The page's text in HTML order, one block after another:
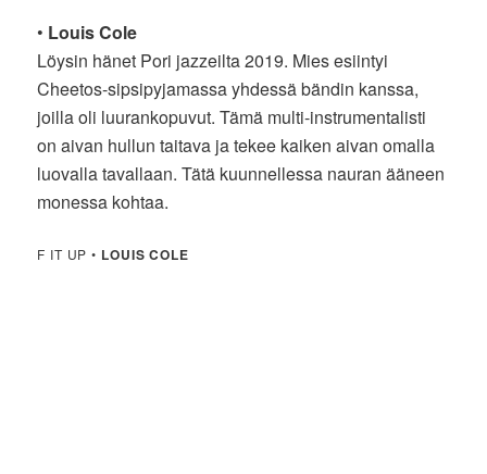
• Louis Cole
Löysin hänet Pori jazzeilta 2019. Mies esiintyi
Cheetos-sipsipyjamassa yhdessä bändin kanssa,
joilla oli luurankopuvut. Tämä multi-instrumentalisti
on aivan hullun taitava ja tekee kaiken aivan omalla
luovalla tavallaan. Tätä kuunnellessa nauran ääneen
monessa kohtaa.
F IT UP • LOUIS COLE